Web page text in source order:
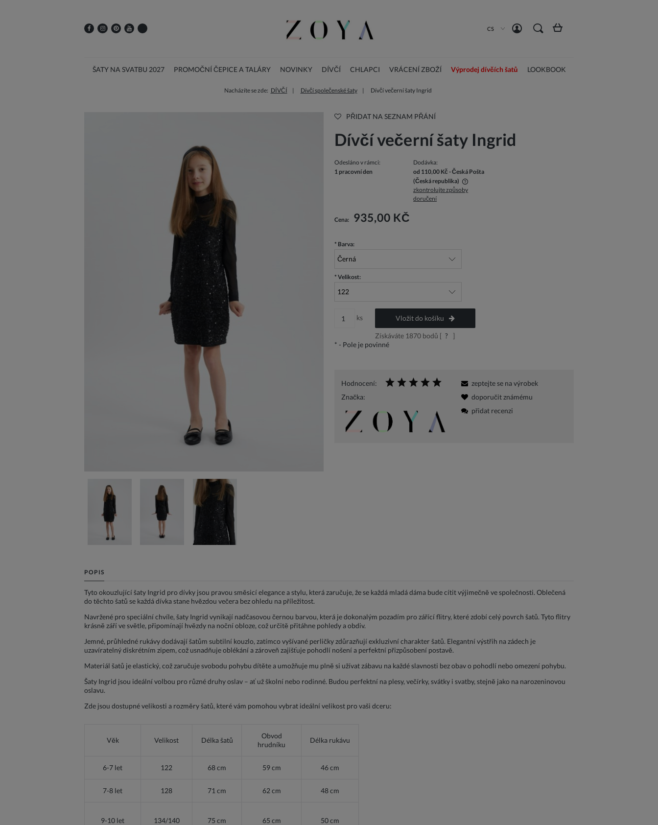
CS
ŠATY NA SVATBU 2027 PROMOČNÍ ČEPICE A TALÁRY NOVINKY DÍVČÍ CHLAPCI VRÁCENÍ ZBOŽÍ Výprodej dívčích šatů LOOKBOOK
Nacházíte se zde: DÍVČÍ Dívčí společenské šaty Dívčí večerní šaty Ingrid
PŘIDAT NA SEZNAM PŘÁNÍ
Dívčí večerní šaty Ingrid
Odesláno v rámci:
1 pracovní den
Dodávka:
od 110,00 Kč - Česká Pošta
(Česká republika)
Cena nezahrnuje případné náklady na platbu
zkontrolujte způsoby
doručení
Cena: 935,00 KČ
* Barva:
* Velikost:
ks Vložit do košíku
Získáváte 1870bodů [ ?
]
* - Pole je povinné
Hodnocení:
Značka:
zeptejte se na výrobek
doporučit známému
přidat recenzi
POPIS
Tyto okouzlující šaty Ingrid pro dívky jsou pravou směsicí elegance a stylu, která zaručuje, že se každá mladá dáma bude cítit výjimečně ve společnosti. Oblečená
do těchto šatů se každá dívka stane hvězdou večera bez ohledu na příležitost.
Navržené pro speciální chvíle, šaty Ingrid vynikají nadčasovou černou barvou, která je dokonalým pozadím pro zářící flitry, které zdobí celý povrch šatů. Tyto flitry
krásně září ve světle, připomínají hvězdy na noční obloze, což určitě přitáhne pohledy a obdiv.
Jemné, průhledné rukávy dodávají šatům subtilní kouzlo, zatímco vyšívané perličky zdůrazňují exkluzivní charakter šatů. Elegantní výstřih na zádech je
uzavíratelný diskrétním zipem, což usnadňuje oblékání a zároveň zajišťuje pohodlí nošení a perfektní přizpůsobení postavě.
Materiál šatů je elastický, což zaručuje svobodu pohybu dítěte a umožňuje mu plně si užívat zábavu na každé slavnosti bez obav o pohodlí nebo omezení pohybu.
Šaty Ingrid jsou ideální volbou pro různé druhy oslav – ať už školní nebo rodinné. Budou perfektní na plesy, večírky, svátky i svatby, stejně jako na narozeninovou
oslavu.
Zde jsou dostupné velikosti a rozměry šatů, které vám pomohou vybrat ideální velikost pro vaši dceru:
Věk Velikost Délka šatů
Obvod
hrudníku
Délka rukávu
6-7 let 122 68 cm 59 cm 46 cm
7-8 let 128 71 cm 62 cm 48 cm
9-10 let 134/140 75 cm 65 cm 50 cm